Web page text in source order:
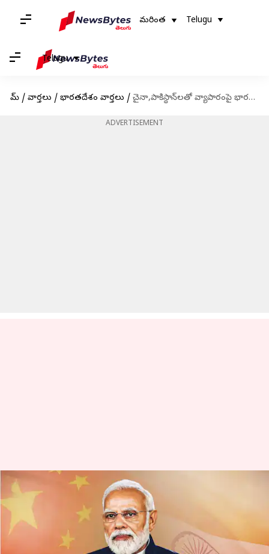
మరింత Telugu
Telugu
హోమ్ / వార్తలు / భారతదేశం వార్తలు / చైనా,పాకిస్థాన్‌లతో వ్యాపారంపై భారత్ ఆంక్షలు.. తమకు తెలియకుండా ఎలాంటి వాణిజ్యం చేయకూడదని రాష్ట్రాలకు ఆదేశాలు
ADVERTISEMENT
చైనా,పాకిస్థాన్‌లతో వ్యాపారంపై భారత్
ఆంక్షలు.. తమకు తెలియకుండా
ఎలాంటి వాణిజ్యం చేయకూడదని
రాష్ట్రాలకు ఆదేశాలు